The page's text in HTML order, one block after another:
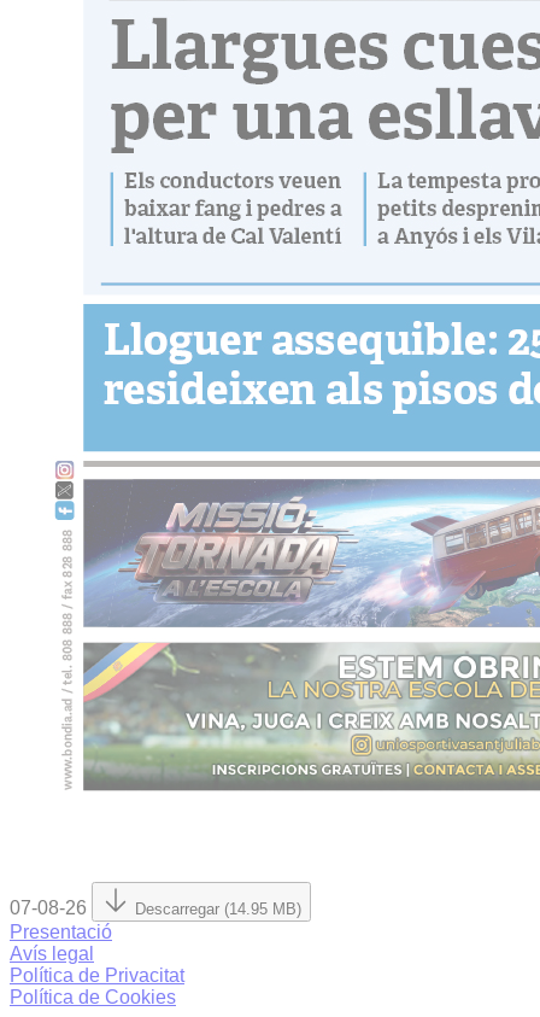
07-08-26 Descarregar (14.95 MB)
Presentació
Avís legal
Política de Privacitat
Política de Cookies